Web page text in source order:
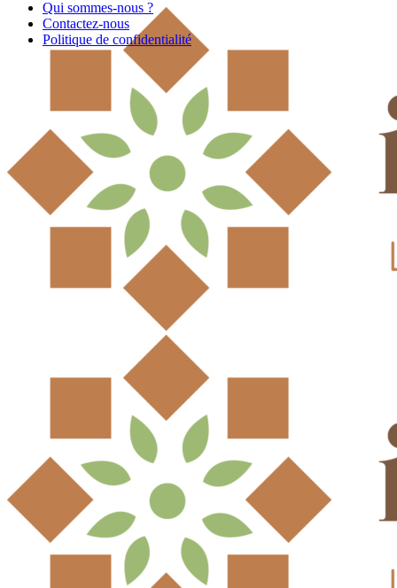
Qui sommes-nous ?
Contactez-nous
Politique de confidentialité